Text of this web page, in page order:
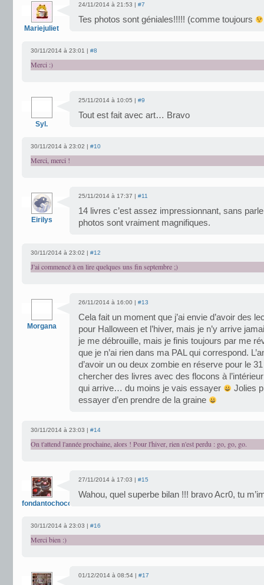
Mariejuliet
24/11/2014 à 21:53 | #7
Tes photos sont géniales!!!!! (comme toujours
30/11/2014 à 23:01 | #8
Merci :)
Syl.
25/11/2014 à 10:05 | #9
Tout est fait avec art… Bravo
30/11/2014 à 23:02 | #10
Merci, merci !
Eirilys
25/11/2014 à 17:37 | #11
14 livres c’est assez impressionnant, sans
photos sont vraiment magnifiques.
30/11/2014 à 23:02 | #12
J'ai commencé à en lire quelques uns fin septembre ;)
Morgana
26/11/2014 à 16:00 | #13
Cela fait un moment que j’ai envie d’avoir des
pour Halloween et l’hiver, mais je n’y arrive
je me débrouille, mais je finis toujours par me
que je n’ai rien dans ma PAL qui correspond.
d’avoir un ou deux zombie en réserve pour le
chercher des livres avec des flocons à
qui arrive… du moins je vais essayer
Jolies
essayer d’en prendre de la graine
30/11/2014 à 23:03 | #14
On t'attend l'année prochaine, alors ! Pour l'hiver, rien n'est perdu : go, go, go.
fondantochocolat
27/11/2014 à 17:03 | #15
Wahou, quel superbe bilan !!! bravo Acr0, tu
30/11/2014 à 23:03 | #16
Merci bien :)
01/12/2014 à 08:54 | #17